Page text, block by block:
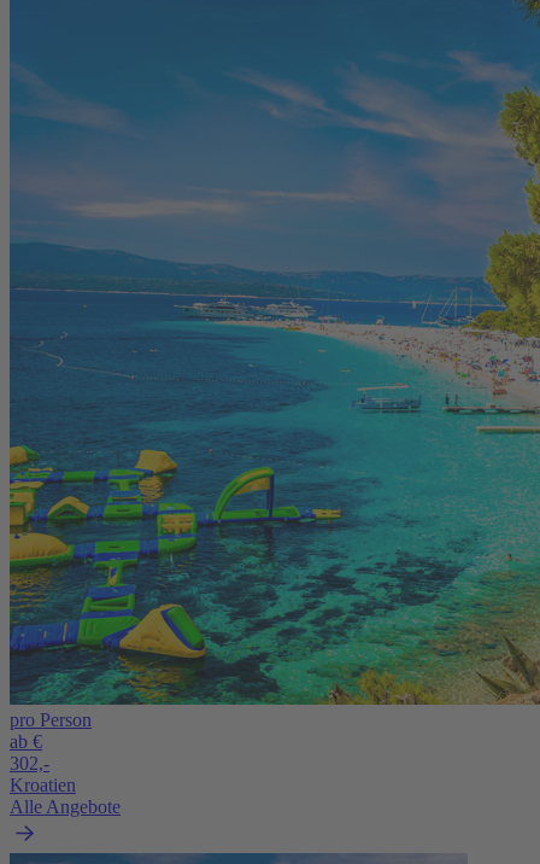
pro Person
ab €
302,-
Kroatien
Alle Angebote